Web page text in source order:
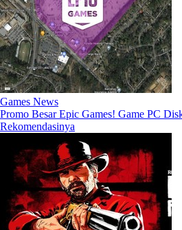
Games News
Promo Besar Epic Games! Game PC
Rekomendasinya